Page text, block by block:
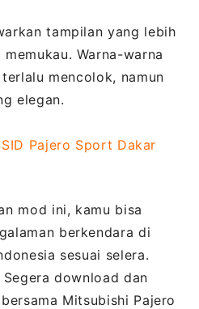
tampilan yang lebih
Warna-warna
mencolok, namun
elegan.
Pajero Sport Dakar
mod ini, kamu bisa
berkendara di
sesuai selera.
download dan
Mitsubishi Pajero